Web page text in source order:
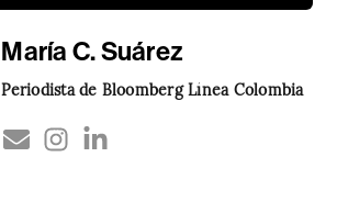
María C. Suárez
Periodista de Bloomberg Línea Colombia